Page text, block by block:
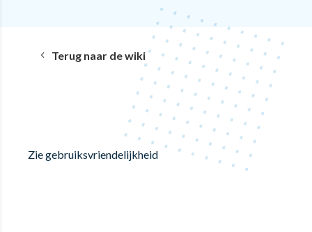
Terug naar de wiki
Zie gebruiksvriendelijkheid